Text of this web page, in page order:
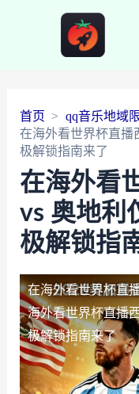
首页
qq音乐地域
在海外看世界杯直播
极解锁指南来了
在海外看
vs 奥地利
极解锁指
在海外看世界杯直
海外看世界杯直播
极解锁指南来了